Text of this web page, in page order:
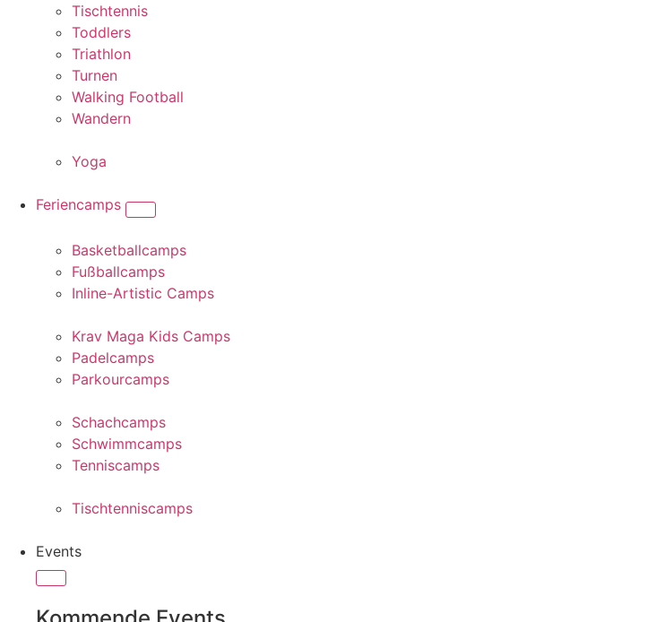
Tischtennis
Toddlers
Triathlon
Turnen
Walking Football
Wandern
Yoga
Feriencamps
Basketballcamps
Fußballcamps
Inline-Artistic Camps
Krav Maga Kids Camps
Padelcamps
Parkourcamps
Schachcamps
Schwimmcamps
Tenniscamps
Tischtenniscamps
Events